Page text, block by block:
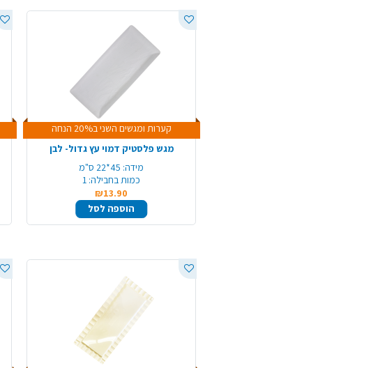
קערות ומגשים השני ב20% הנחה
מגש פלסטיק דמוי עץ גדול- לבן
מידה: 45*22 ס"מ
כמות בחבילה: 1
₪13.90
הוספה לסל